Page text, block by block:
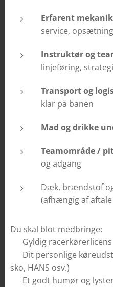
Erfarent
service,
Instruktør og
linjeføring,
Transport og
klar på banen
Mad og drikke
Teamområde /
og adgang
Dæk, brændstof
(afhængig af
Du skal blot medbringe:
✅ Gyldig racerkørerlicens
✅ Dit personlige
sko, HANS osv.)
✅ Et godt humør og